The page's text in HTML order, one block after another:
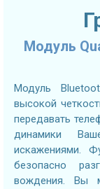
Модуль
Модуль
высокой
передавать
динамики
искажениями.
безопасно
вождения. Вы